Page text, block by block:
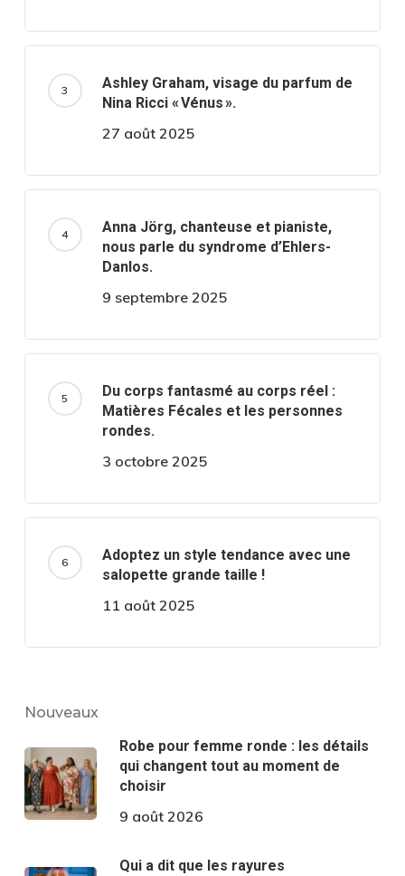
Ashley Graham, visage du parfum de
Nina Ricci « Vénus ».
27 août 2025
Anna Jörg, chanteuse et pianiste,
nous parle du syndrome d’Ehlers-
Danlos.
9 septembre 2025
Du corps fantasmé au corps réel :
Matières Fécales et les personnes
rondes.
3 octobre 2025
Adoptez un style tendance avec une
salopette grande taille !
11 août 2025
Nouveaux
Robe pour femme ronde : les détails
qui changent tout au moment de
choisir
9 août 2026
Qui a dit que les rayures